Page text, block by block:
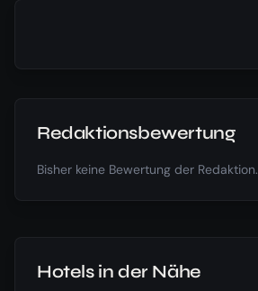
Redaktionsbewertung
Bisher keine Bewertung der Redaktion.
Hotels in der Nähe